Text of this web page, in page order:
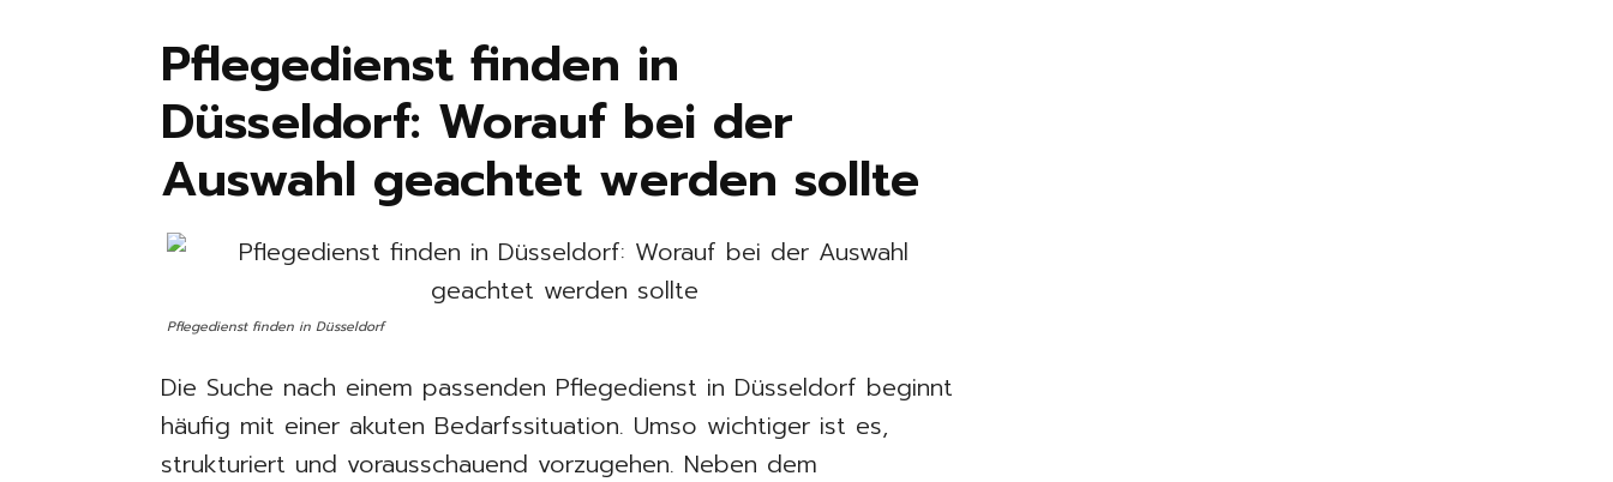
Pflegedienst finden in
Düsseldorf: Worauf bei der
Auswahl geachtet werden sollte
Pflegedienst finden in Düsseldorf
Die Suche nach einem passenden Pflegedienst in Düsseldorf beginnt
häufig mit einer akuten Bedarfssituation. Umso wichtiger ist es,
strukturiert und vorausschauend vorzugehen. Neben dem